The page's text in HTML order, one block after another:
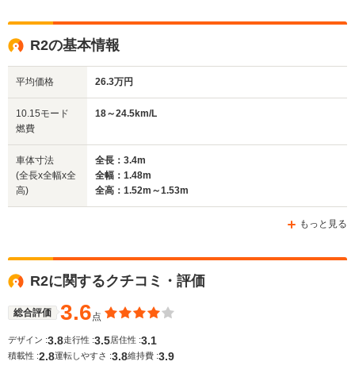
サイズ
(全長x全幅x全高)
WLTCモード
燃費
全幅
1.48m
R2の基本情報
平均価格 26.3万円
10.15モード
燃費
18～24.5km/L
車体寸法
(全長x全幅x全
高)
全長：3.4m
全幅：1.48m
全高：1.52m～1.53m
もっと見る
R2に関するクチコミ・評価
総合評価 3.6点
デザイン :3.8走行性 :3.5 居住性 :3.1
積載性 :2.8運転しやすさ :3.8維持費 :3.9